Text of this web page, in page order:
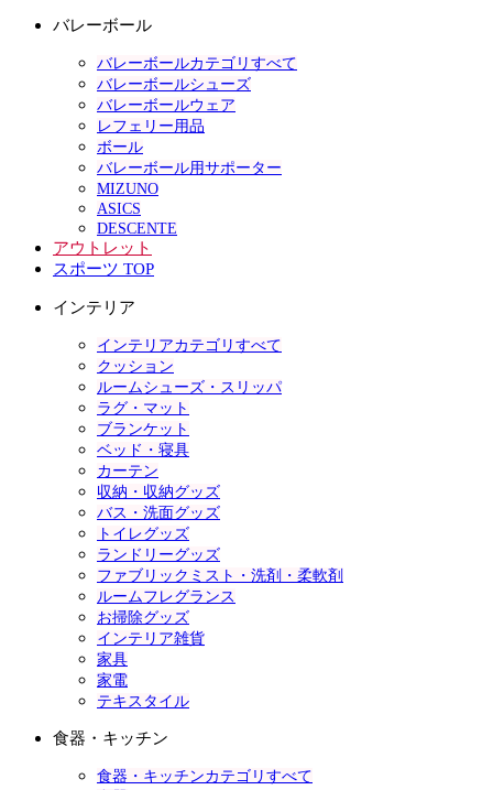
バレーボール
バレーボールカテゴリすべて
バレーボールシューズ
バレーボールウェア
レフェリー用品
ボール
バレーボール用サポーター
MIZUNO
ASICS
DESCENTE
アウトレット
スポーツ TOP
インテリア
インテリアカテゴリすべて
クッション
ルームシューズ・スリッパ
ラグ・マット
ブランケット
ベッド・寝具
カーテン
収納・収納グッズ
バス・洗面グッズ
トイレグッズ
ランドリーグッズ
ファブリックミスト・洗剤・柔軟剤
ルームフレグランス
お掃除グッズ
インテリア雑貨
家具
家電
テキスタイル
食器・キッチン
食器・キッチンカテゴリすべて